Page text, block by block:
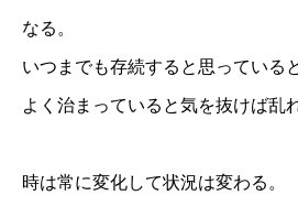
なる。
いつまでも存続すると思っている
よく治まっていると気を抜けば乱
時は常に変化して状況は変わる。